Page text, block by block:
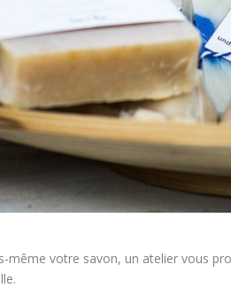
même votre savon, un atelier vous